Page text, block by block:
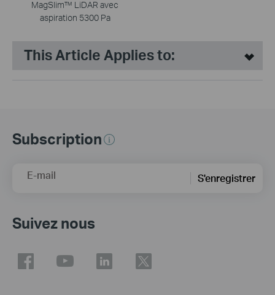
MagSlim™ LiDAR avec
aspiration 5300 Pa
This Article Applies to:
Subscription
E-mail S'enregistrer
Suivez nous